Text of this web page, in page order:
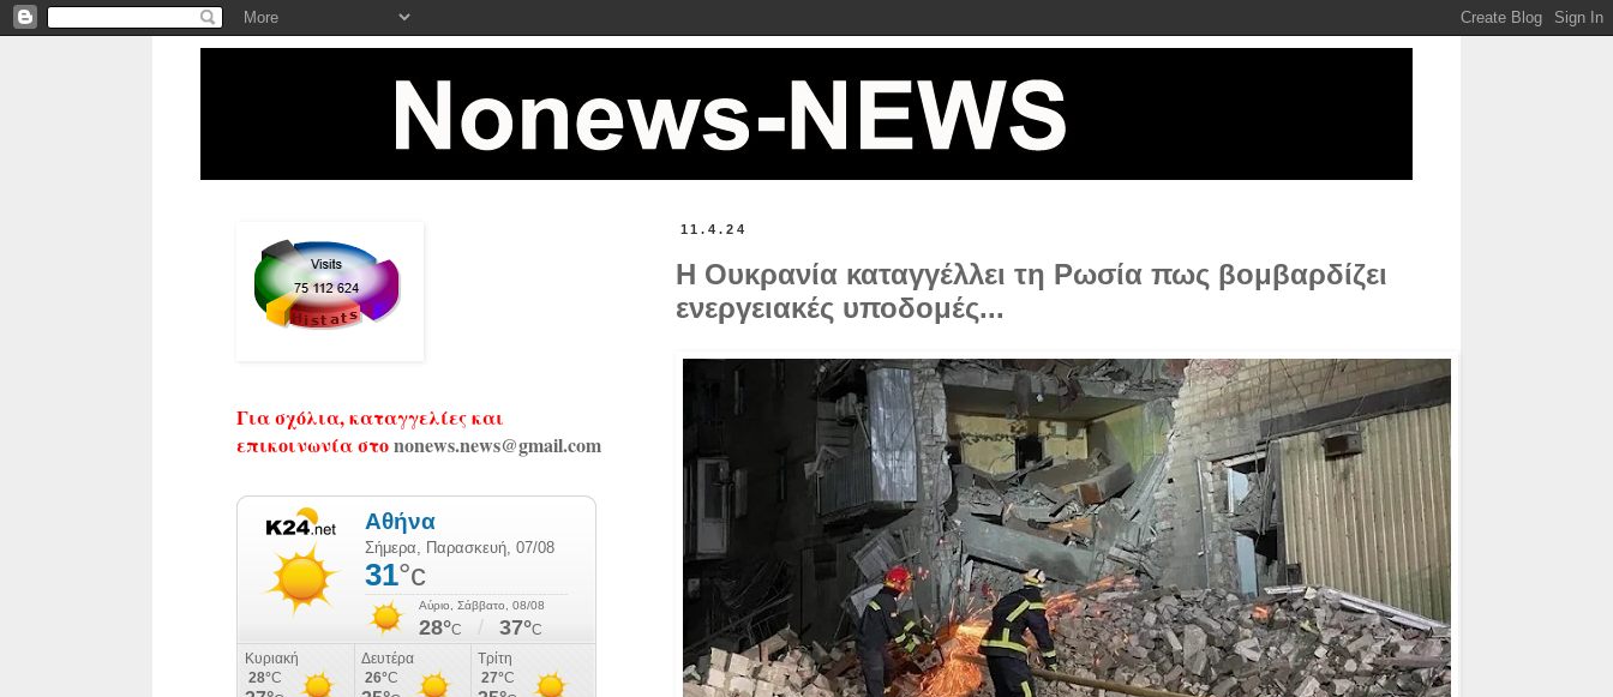
11.4.24
Η Ουκρανία καταγγέλλει τη Ρωσία πως βομβαρδίζει
ενεργειακές υποδομές...
Για σχόλια, καταγγελίες και
επικοινωνία στοnonews.news@gmail.com